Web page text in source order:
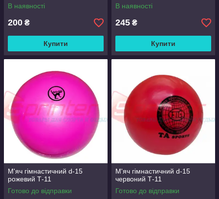
В наявності
200 ₴
Купити
В наявності
245 ₴
Купити
М'яч гімнастичний d-15
рожевий Т-11
Готово до відправки
М'яч гімнастичний d-15
червоний Т-11
Готово до відправки